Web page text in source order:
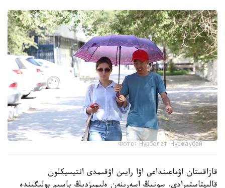
Фото: Нұрболат Нұржаубай
قازاقستان اۋماعىنداعى اۋا رايىن اۋقىمدى انتيسيكلون
قالىپتاستىرادى. سونىڭ اسەرىنەن ەلىمىزدىڭ باسىم بولىگىندە